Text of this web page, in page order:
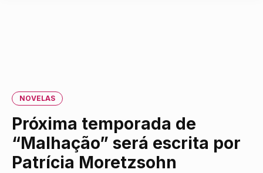
NOVELAS
Próxima temporada de
“Malhação” será escrita por
Patrícia Moretzsohn